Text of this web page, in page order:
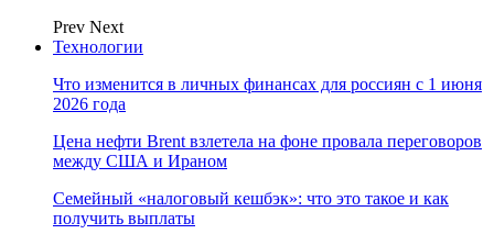
Prev Next
Технологии
Что изменится в личных финансах для россиян с 1 июня
2026 года
Цена нефти Brent взлетела на фоне провала переговоров
между США и Ираном
Семейный «налоговый кешбэк»: что это такое и как
получить выплаты